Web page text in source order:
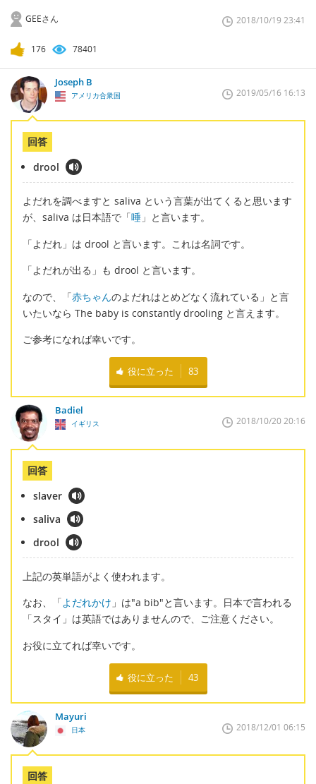
GEEさん 2018/10/19 23:41
176 78401
Joseph B
アメリカ合衆国 2019/05/16 16:13
回答
drool
よだれを調べますと saliva という言葉が出てくると思います
が、saliva は日本語で「唾 」と言います。
「よだれ」は drool と言います。これは名詞です。
「よだれが出る」も drool と言います。
なので、「赤ちゃんのよだれはとめどなく流れている」と言
いたいなら The baby is constantly drooling と言えます。
ご参考になれば幸いです。
役に立った 83
Badiel
イギリス 2018/10/20 20:16
回答
slaver
saliva
drool
上記の英単語がよく使われます。
なお、「よだれかけ 」は"a bib"と言います。日本で言われる
「スタイ」は英語ではありませんので、ご注意ください。
お役に立てれば幸いです。
役に立った 43
Mayuri
日本 2018/12/01 06:15
回答